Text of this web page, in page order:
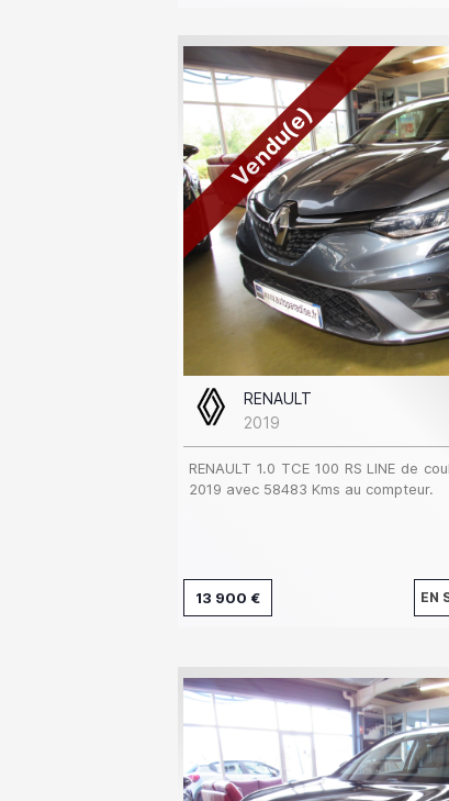
Vendu(e)
RENAULT
2019
RENAULT 1.0 TCE 100 RS LINE de
2019 avec 58483 Kms au compteur.
13 900 € EN